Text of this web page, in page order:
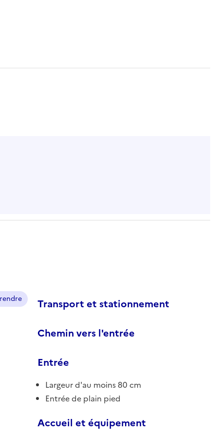
Transport et stationnement
Chemin vers l'entrée
Entrée
Largeur d'au moins 80 cm
Entrée de plain pied
Accueil et équipement